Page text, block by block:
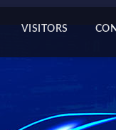
VISITORS